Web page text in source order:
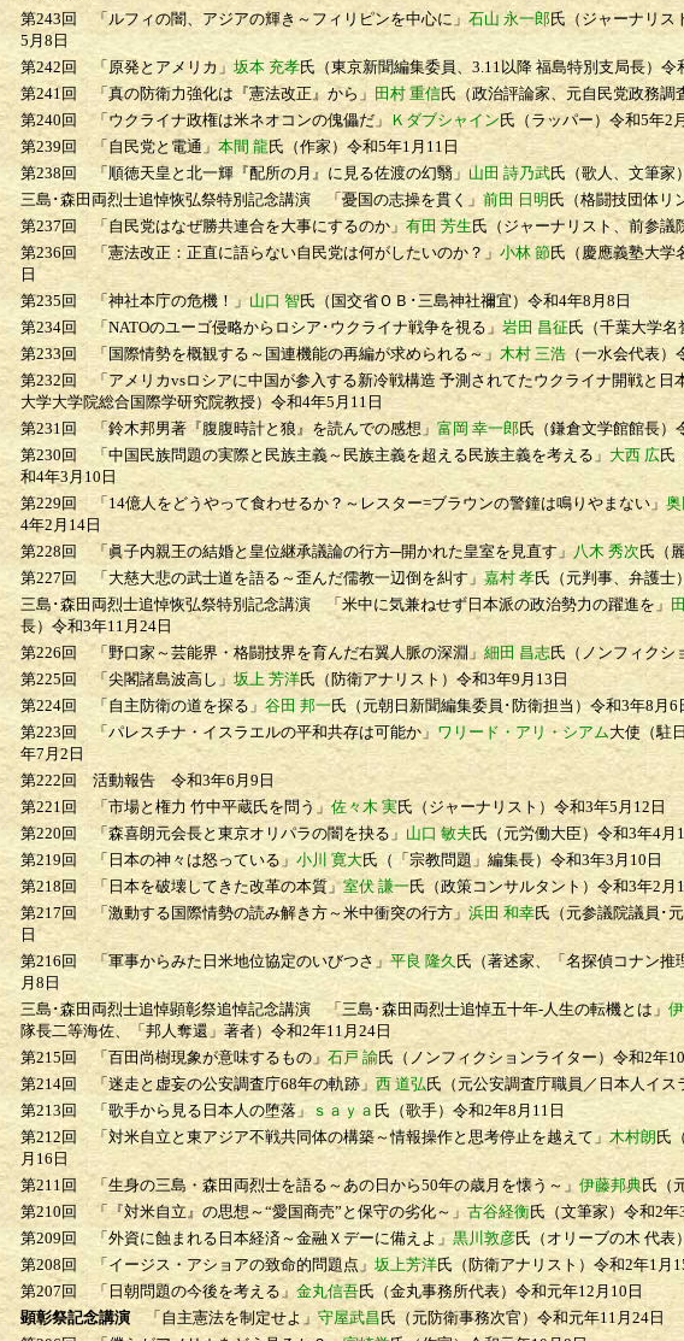
第243回
「ルフィの闇、アジアの輝き～フィリピンを中心に」 石山 永一郎氏（ジャーナリス
5月8日
第242回
「原発とアメリカ」 坂本 充孝氏（東京新聞編集委員、3.11以降 福島特別支局長） 令
第241回
「真の防衛力強化は『憲法改正』から」 田村 重信氏（政治評論家、元自民党政務調
第240回 「ウクライナ政権は米ネオコンの傀儡だ」 Ｋダブシャイン氏（ラッパー） 令和5年2
第239回 「自民党と電通」 本間 龍氏（作家） 令和5年1月11日
第238回
「順徳天皇と北一輝『配所の月』に見る佐渡の幻翳」 山田 詩乃武氏（歌人、文筆家）
三島･森田両烈士追悼恢弘祭特別記念講演 「憂国の志操を貫く」 前田 日明 氏（格闘技団体リ
第237回
「自民党はなぜ勝共連合を大事にするのか」有田 芳生氏（ジャーナリスト、前参議
第236回 「憲法改正：正直に語らない自民党は何がしたいのか？」 小林 節氏（慶應義塾大学
日
第235回 「神社本庁の危機！」山口 智氏（国交省ＯＢ･三島神社禰宜）令和4年8月8日
第234回 「NATOのユーゴ侵略からロシア･ウクライナ戦争を視る」 岩田 昌征氏（千葉大学名
第233回
「国際情勢を概観する～国連機能の再編が求められる～」 木村 三浩 （一水会代表）
第232回 「アメリカvsロシアに中国が参入する新冷戦構造 予測されてたウクライナ開戦と日
大学大学院総合国際学研究院教授） 令和4年5月11日
第231回
「鈴木邦男著『腹腹時計と狼』を読んでの感想」富岡 幸一郎氏（鎌倉文学館館長）
第230回
「中国民族問題の実際と民族主義～民族主義を超える民族主義を考える」 大西 広氏
和4年3月10日
第229回 「14億人をどうやって食わせるか？～レスター=ブラウンの警鐘は鳴りやまない」
4年2月14日
第228回
「眞子内親王の結婚と皇位継承議論の行方─開かれた皇室を見直す」 八木 秀次氏（
第227回
「大慈大悲の武士道を語る～歪んだ儒教一辺倒を糾す」 嘉村 孝氏（元判事、弁護士）
三島･森田両烈士追悼恢弘祭特別記念講演 「米中に気兼ねせず日本派の政治勢力の躍進を」
長） 令和3年11月24日
第226回 「野口家～芸能界・格闘技界を育んだ右翼人脈の深淵」 細田 昌志氏（ノンフィクシ
第225回
「尖閣諸島波高し」 坂上 芳洋氏（防衛アナリスト） 令和3年9月13日
第224回
「自主防衛の道を探る」 谷田 邦一氏（元朝日新聞編集委員･防衛担当）令和3年8月6
第223回
「パレスチナ・イスラエルの平和共存は可能か」 ワリード・アリ・シアム大使（駐
年7月2日
第222回 活動報告 令和3年6月9日
第221回
「市場と権力 竹中平蔵氏を問う」佐々木 実氏（ジャーナリスト） 令和3年5月12日
第220回
「森喜朗元会長と東京オリパラの闇を抉る」 山口 敏夫氏（元労働大臣） 令和3年4月
第219回
「日本の神々は怒っている」 小川 寛大氏（「宗教問題」編集長） 令和3年3月10日
第218回
「日本を破壊してきた改革の本質」室伏 謙一氏（政策コンサルタント） 令和3年2月
第217回 「激動する国際情勢の読み解き方～米中衝突の行方」 浜田 和幸氏（元参議院議員･
日
第216回
「軍事からみた日米地位協定のいびつさ」平良 隆久 氏（著述家、「名探偵コナン推
月8日
三島･森田両烈士追悼顕彰祭追悼記念講演 「三島･森田両烈士追悼五十年-人生の転機とは」
隊長二等海佐、「邦人奪還」著者） 令和2年11月24日
第215回
「百田尚樹現象が意味するもの」 石戸 諭氏（ノンフィクションライター） 令和2年
第214回 「迷走と虚妄の公安調査庁68年の軌跡」 西 道弘氏（元公安調査庁職員／日本人イス
第213回
「歌手から見る日本人の堕落」 ｓａｙａ 氏（歌手） 令和2年8月11日
第212回 「対米自立と東アジア不戦共同体の構築～情報操作と思考停止を越えて」木村朗氏
月16日
第211回 「生身の三島・森田両烈士を語る～あの日から50年の歳月を懐う～」 伊藤邦典氏（
第210回
「『対米自立』の思想～“愛国商売”と保守の劣化～」古谷経衡氏（文筆家）令和2年
第209回
「外資に蝕まれる日本経済～金融Ｘデーに備えよ」 黒川敦彦氏（オリーブの木 代表）
第208回
「イージス・アショアの致命的問題点」 坂上芳洋氏（防衛アナリスト） 令和2年1月
第207回 「日朝問題の今後を考える」金丸信吾氏（金丸事務所代表） 令和元年12月10日
顕彰祭記念講演 「自主憲法を制定せよ」守屋武昌氏（元防衛事務次官） 令和元年11月24日